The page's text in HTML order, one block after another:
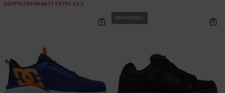
DOPPELTER RABATT EXTRA 25 %
BRANDNEU